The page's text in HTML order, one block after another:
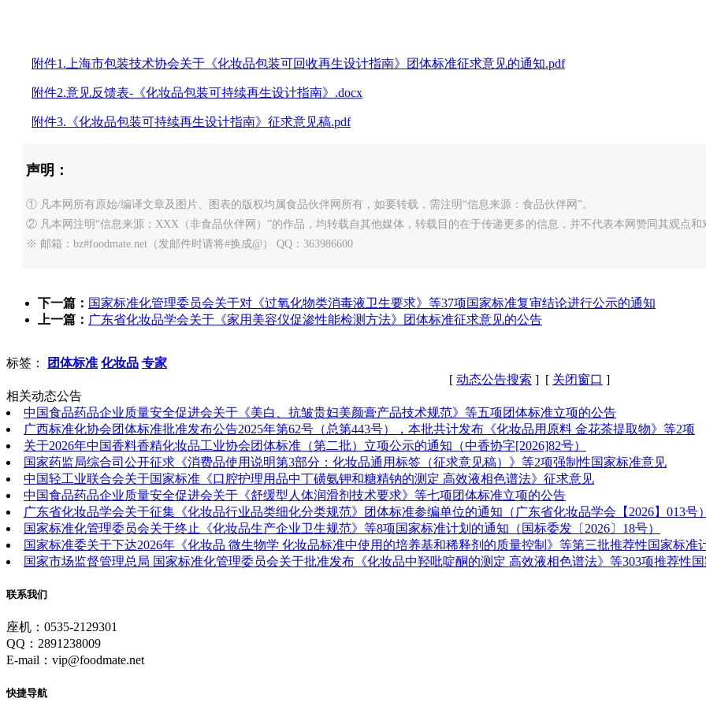
附件1.上海市包装技术协会关于《化妆品包装可回收再生设计指南》团体标准征求意见的通知.pdf
附件2.意见反馈表-《化妆品包装可持续再生设计指南》.docx
附件3.《化妆品包装可持续再生设计指南》征求意见稿.pdf
声明：
① 凡本网所有原始/编译文章及图片、图表的版权均属食品伙伴网所有，如要转载，需注明“信息来源：食品伙伴网”。
② 凡本网注明“信息来源：XXX（非食品伙伴网）”的作品，均转载自其他媒体，转载目的在于传递更多的信息，并不代表本网赞同其观点和
※ 邮箱：bz#foodmate.net（发邮件时请将#换成@） QQ：363986600
下一篇： 国家标准化管理委员会关于对《过氧化物类消毒液卫生要求》等37项国家标准复审结论进行公示的通知
上一篇： 广东省化妆品学会关于《家用美容仪促渗性能检测方法》团体标准征求意见的公告
标签： 团体标准 化妆品 专家
[ 动态公告搜索 ] [ 关闭窗口 ]
相关动态公告
中国食品药品企业质量安全促进会关于《美白、抗皱贵妇美颜膏产品技术规范》等五项团体标准立项的公告
广西标准化协会团体标准批准发布公告2025年第62号（总第443号），本批共计发布《化妆品用原料 金花茶提取物》等2项
关于2026年中国香料香精化妆品工业协会团体标准（第二批）立项公示的通知（中香协字[2026]82号）
国家药监局综合司公开征求《消费品使用说明第3部分：化妆品通用标签（征求意见稿）》等2项强制性国家标准意见
中国轻工业联合会关于国家标准《口腔护理用品中丁磺氨钾和糖精钠的测定 高效液相色谱法》征求意见
中国食品药品企业质量安全促进会关于《舒缓型人体润滑剂技术要求》等七项团体标准立项的公告
广东省化妆品学会关于征集《化妆品行业品类细化分类规范》团体标准参编单位的通知（广东省化妆品学会【2026】013号
国家标准化管理委员会关于终止《化妆品生产企业卫生规范》等8项国家标准计划的通知（国标委发〔2026〕18号）
国家标准委关于下达2026年《化妆品 微生物学 化妆品标准中使用的培养基和稀释剂的质量控制》等第三批推荐性国家标
国家市场监督管理总局 国家标准化管理委员会关于批准发布《化妆品中羟吡啶酮的测定 高效液相色谱法》等303项推荐性
联系我们
座机：0535-2129301
QQ：2891238009
E-mail：vip@foodmate.net
快捷导航